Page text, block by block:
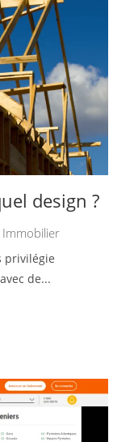
design ?
Immobilier
privilégie
de...